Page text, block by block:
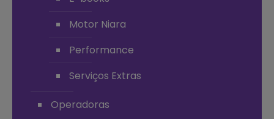
Motor Niara
Performance
Serviços Extras
Operadoras